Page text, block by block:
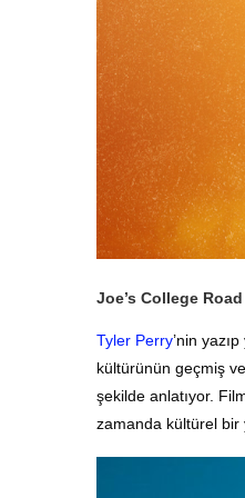
Joe’s College
Tyler Perry’nin
kültürünün geçmiş
şekilde anlatıyor.
zamanda kültürel bir